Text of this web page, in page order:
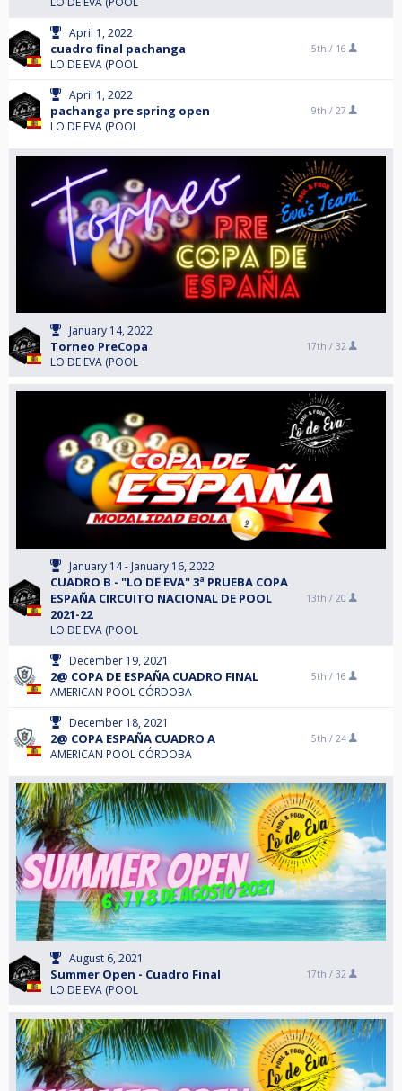
April 1, 2022
cuadro final pachanga
LO DE EVA (POOL
5th / 16
April 1, 2022
pachanga pre spring open
LO DE EVA (POOL
9th / 27
January 14, 2022
Torneo PreCopa
LO DE EVA (POOL
17th / 32
January 14 - January 16, 2022
CUADRO B - "LO DE EVA" 3ª PRUEBA COPA
ESPAÑA CIRCUITO NACIONAL DE POOL
2021-22
LO DE EVA (POOL
13th / 20
December 19, 2021
2@ COPA DE ESPAÑA CUADRO FINAL
AMERICAN POOL CÓRDOBA
5th / 16
December 18, 2021
2@ COPA ESPAÑA CUADRO A
AMERICAN POOL CÓRDOBA
5th / 24
August 6, 2021
Summer Open - Cuadro Final
LO DE EVA (POOL
17th / 32